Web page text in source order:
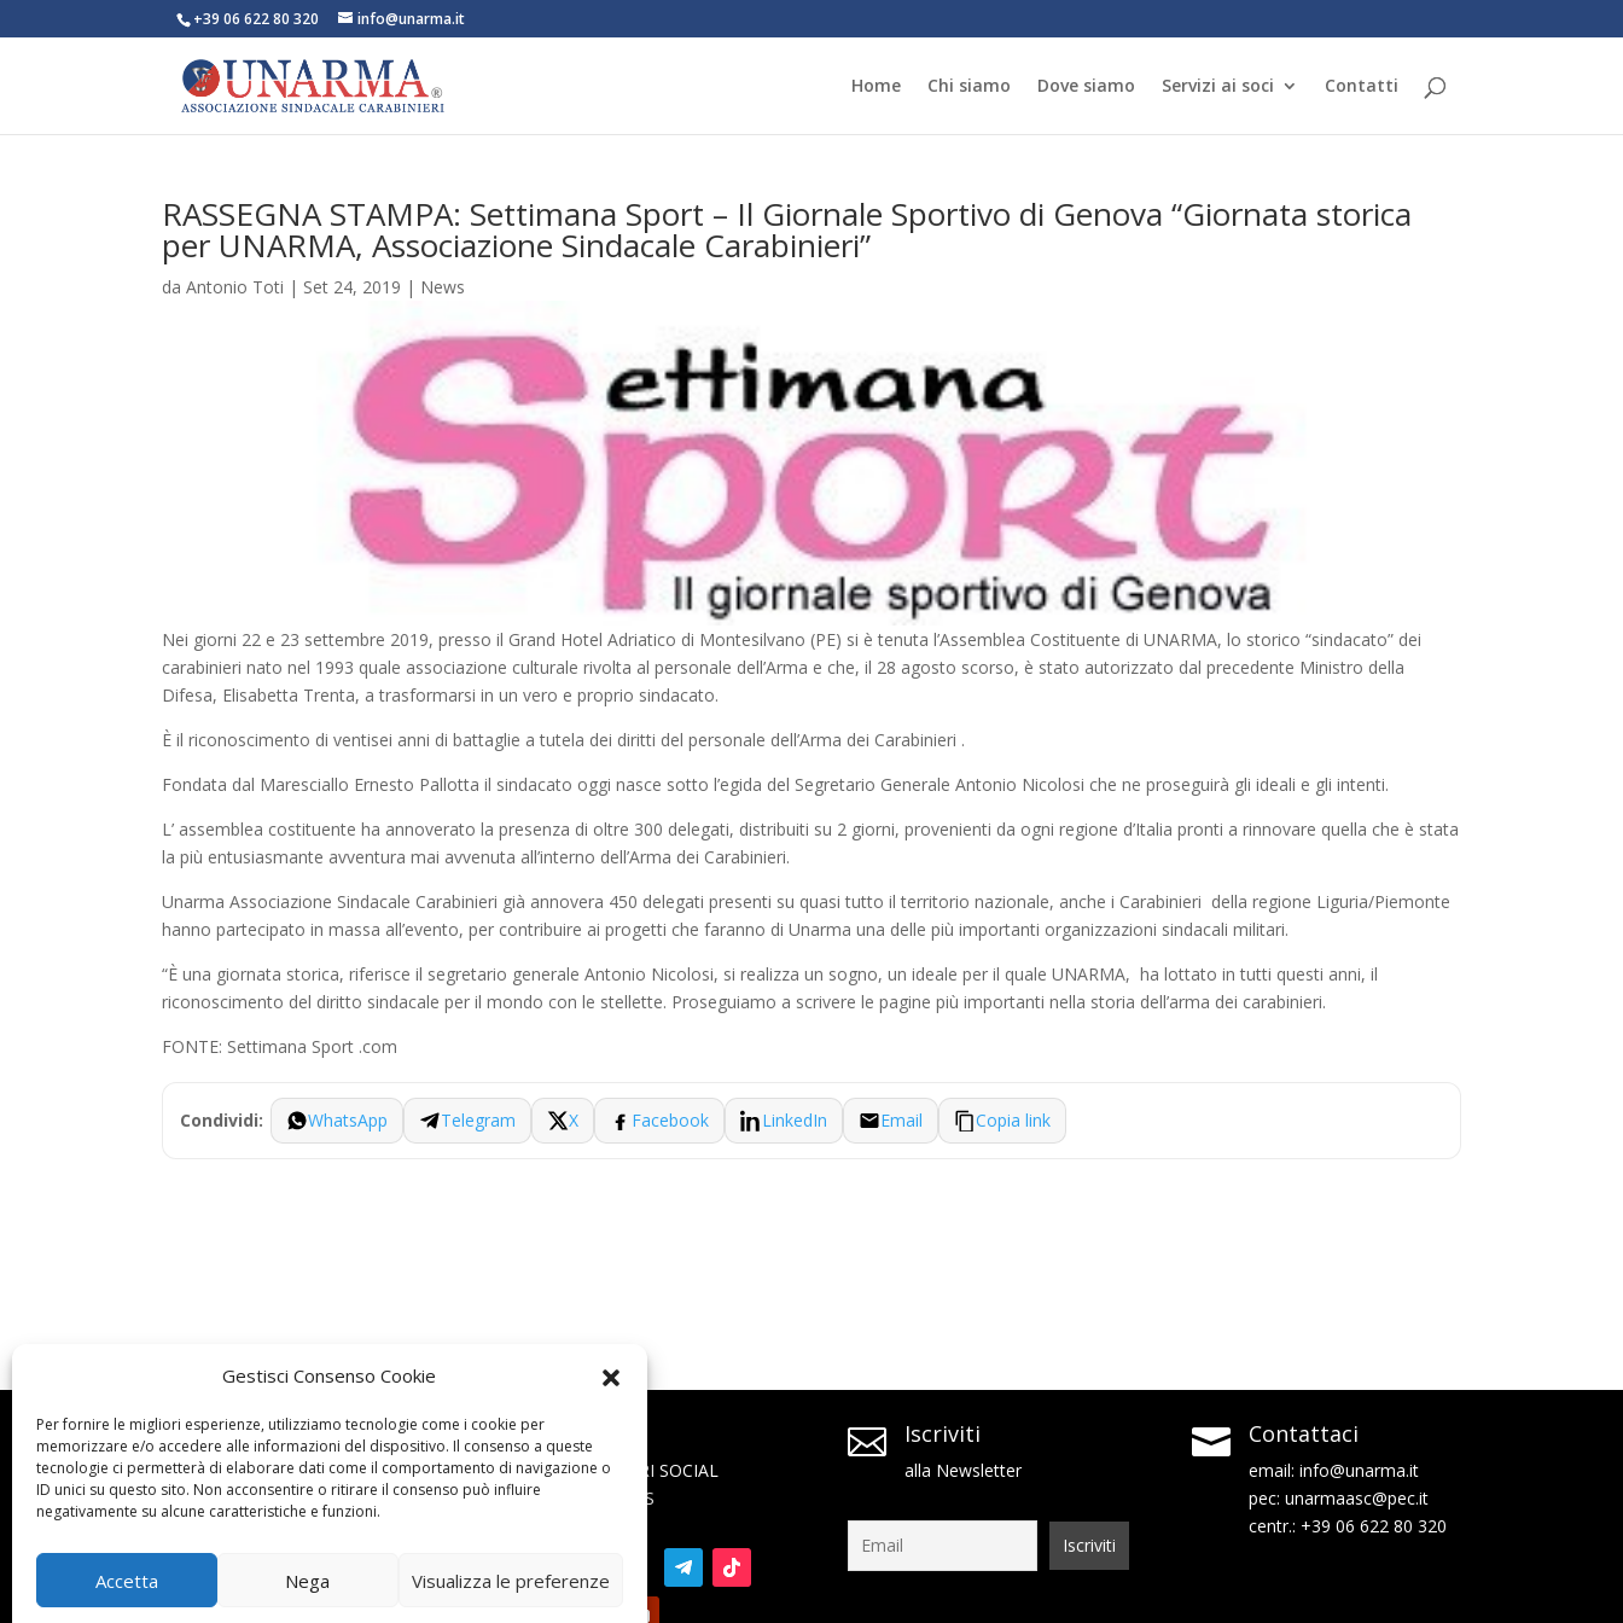
Gestisci Consenso Cookie
Per fornire le migliori esperienze, utilizziamo tecnologie come i cookie per
memorizzare e/o accedere alle informazioni del dispositivo. Il consenso a queste
tecnologie ci permetterà di elaborare dati come il comportamento di navigazione o
ID unici su questo sito. Non acconsentire o ritirare il consenso può influire
negativamente su alcune caratteristiche e funzioni.
Accetta Nega Visualizza le preferenze
+39 06 622 80 320 info@unarma.it
Home Chi siamo Dove siamo Servizi ai soci Contatti
RASSEGNA STAMPA: Settimana Sport – Il Giornale Sportivo di Genova “Giornata storica
per UNARMA, Associazione Sindacale Carabinieri”
daAntonio Toti | Set 24, 2019 | News
Nei giorni 22 e 23 settembre 2019, presso il Grand Hotel Adriatico di Montesilvano (PE) si è tenuta l’Assemblea Costituente di UNARMA, lo storico “sindacato” dei
carabinieri nato nel 1993 quale associazione culturale rivolta al personale dell’Arma e che, il 28 agosto scorso, è stato autorizzato dal precedente Ministro della
Difesa, Elisabetta Trenta, a trasformarsi in un vero e proprio sindacato.
È il riconoscimento di ventisei anni di battaglie a tutela dei diritti del personale dell’Arma dei Carabinieri .
Fondata dal Maresciallo Ernesto Pallotta il sindacato oggi nasce sotto l’egida del Segretario Generale Antonio Nicolosi che ne proseguirà gli ideali e gli intenti.
L’ assemblea costituente ha annoverato la presenza di oltre 300 delegati, distribuiti su 2 giorni, provenienti da ogni regione d’Italia pronti a rinnovare quella che è stata
la più entusiasmante avventura mai avvenuta all’interno dell’Arma dei Carabinieri.
Unarma Associazione Sindacale Carabinieri già annovera 450 delegati presenti su quasi tutto il territorio nazionale, anche i Carabinieri della regione Liguria/Piemonte
hanno partecipato in massa all’evento, per contribuire ai progetti che faranno di Unarma una delle più importanti organizzazioni sindacali militari.
“È una giornata storica, riferisce il segretario generale Antonio Nicolosi, si realizza un sogno, un ideale per il quale UNARMA, ha lottato in tutti questi anni, il
riconoscimento del diritto sindacale per il mondo con le stellette. Proseguiamo a scrivere le pagine più importanti nella storia dell’arma dei carabinieri.
FONTE: Settimana Sport .com
Condividi: WhatsApp Telegram X Facebook LinkedIn Email Copia link
 Dove siamo
UNARMA ASC
Via del Pigneto
c.f.: 96430430585
 SEGUICI
SUI NOSTRI SOCIAL
NETWORKS
 Iscriviti
alla Newsletter
 Contattaci
email: info@unarma.it
pec: unarmaasc@pec.it
centr.: +39 06 622 80 320